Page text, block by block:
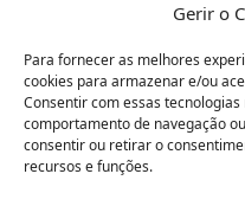
Gerir o
Para fornecer as melhores
cookies para armazenar e/ou
Consentir com essas
comportamento de navegação
consentir ou retirar o
recursos e funções.